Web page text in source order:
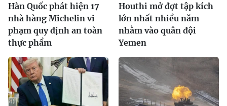
Hàn Quốc phát hiện 17
nhà hàng Michelin vi
phạm quy định an toàn
thực phẩm
Houthi mở đợt tập kích
lớn nhất nhiều năm
nhằm vào quân đội
Yemen